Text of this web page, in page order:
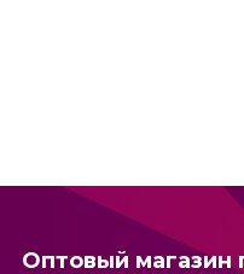
Оптовый магазин